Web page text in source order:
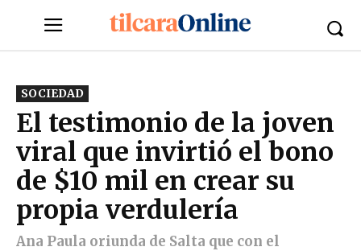
SOCIEDAD
El testimonio de la joven
viral que invirtió el bono
de $10 mil en crear su
propia verdulería
Ana Paula oriunda de Salta que con el